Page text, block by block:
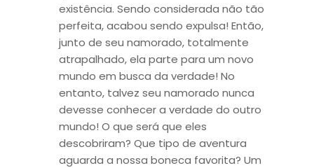
existência. Sendo considerada não tão
perfeita, acabou sendo expulsa! Então,
junto de seu namorado, totalmente
atrapalhado, ela parte para um novo
mundo em busca da verdade! No
entanto, talvez seu namorado nunca
devesse conhecer a verdade do outro
mundo! O que será que eles
descobriram? Que tipo de aventura
aguarda a nossa boneca favorita? Um